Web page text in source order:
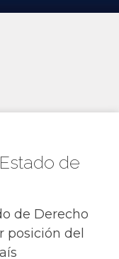
de
de Derecho
posición del